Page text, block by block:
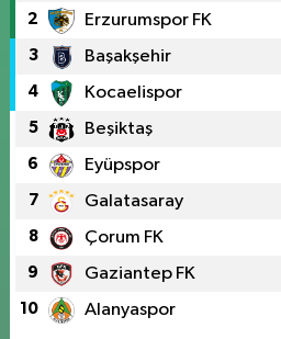
2 Erzurumspor FK
3 Başakşehir
4 Kocaelispor
5 Beşiktaş
6 Eyüpspor
7 Galatasaray
8 Çorum FK
9 Gaziantep FK
10 Alanyaspor